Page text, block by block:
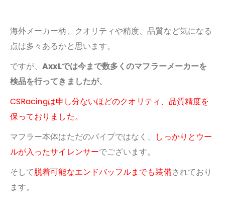
海外メーカー柄、クオリティや精度、品質など気になる
点は多々あるかと思います。
ですが、AxxLでは今まで数多くのマフラーメーカーを
検品を行ってきましたが、
CSRacingは申し分ないほどのクオリティ、品質精度を
保っておりました。
マフラー本体はただのパイプではなく、
しっかりとウー
ルが入ったサイレンサーでございます。
そして脱着可能なエンドバッフルまでも装備されており
ます。